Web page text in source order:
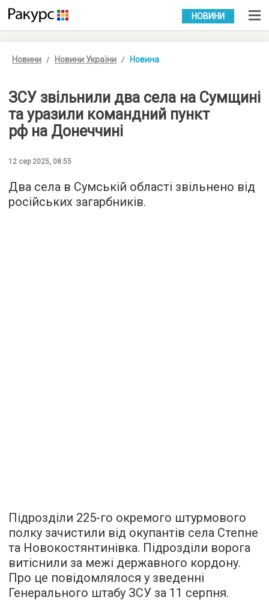
УКР РУС
НОВИНИ
Новини Новини України Новина
ЗСУ звільнили два села на Сумщині
та уразили командний пункт
рф на Донеччині
12 сер 2025, 08:55
Два села в Сумській області звільнено від
російських загарбників.
Підрозділи 225-го окремого штурмового
полку зачистили від окупантів села Степне
та Новокостянтинівка. Підрозділи ворога
витіснили за межі державного кордону.
Про це повідомлялося у зведенні
Генерального штабу ЗСУ за 11 серпня.